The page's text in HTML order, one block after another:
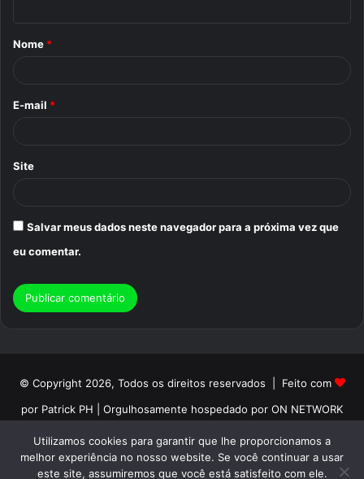
r
Nome *
E-mail *
Site
Salvar meus dados neste navegador para a próxima vez que
eu comentar.
© Copyright 2026, Todos os direitos reservados | Feito com
por Patrick PH | Orgulhosamente hospedado por ON NETWORK
Início
Sobre Termos de Uso
Politica de Privacidade
Contato
Utilizamos cookies para garantir que lhe proporcionamos a
melhor experiência no nosso website. Se você continuar a usar
este site, assumiremos que você está satisfeito com ele.